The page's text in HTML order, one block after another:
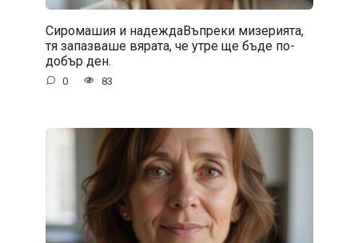
Сиромашия и надеждаВъпреки мизерията,
тя запазваше вярата, че утре ще бъде по-
добър ден.
0 83